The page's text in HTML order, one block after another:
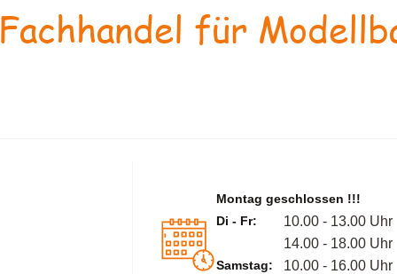
Fachhandel für
Montag geschlossen !!!
Di - Fr:
10.00 - 13.00 Uhr
14.00 - 18.00 Uhr
Samstag: 10.00 - 16.00 Uhr